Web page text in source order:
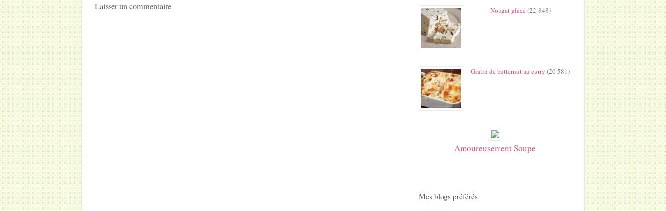
Laisser un commentaire Nougat glacé(22 848)
Gratin de butternut au curry (20 581)
Amoureusement Soupe
Mes blogs préférés